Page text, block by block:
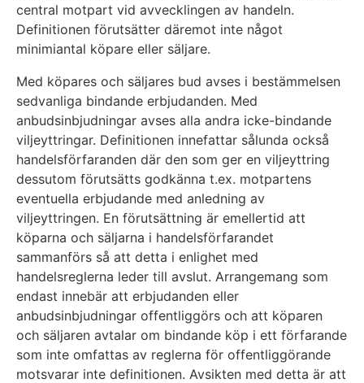
central motpart vid avvecklingen av handeln.
Definitionen förutsätter däremot inte något
minimiantal köpare eller säljare.
Med köpares och säljares bud avses i bestämmelsen
sedvanliga bindande erbjudanden. Med
anbudsinbjudningar avses alla andra icke-bindande
viljeyttringar. Definitionen innefattar sålunda också
handelsförfaranden där den som ger en viljeyttring
dessutom förutsätts godkänna t.ex. motpartens
eventuella erbjudande med anledning av
viljeyttringen. En förutsättning är emellertid att
köparna och säljarna i handelsförfarandet
sammanförs så att detta i enlighet med
handelsreglerna leder till avslut. Arrangemang som
endast innebär att erbjudanden eller
anbudsinbjudningar offentliggörs och att köparen
och säljaren avtalar om bindande köp i ett förfarande
som inte omfattas av reglerna för offentliggörande
motsvarar inte definitionen. Avsikten med detta är att